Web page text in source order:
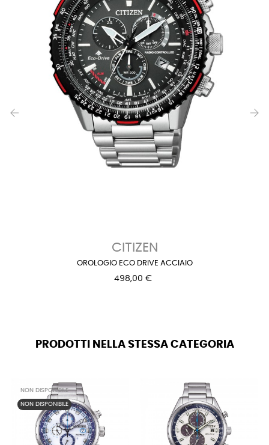
CITIZEN
OROLOGIO ECO DRIVE ACCIAIO
498,00 €
PRODOTTI NELLA STESSA CATEGORIA
NON DISPONIBILE
NON DISPONIBILE